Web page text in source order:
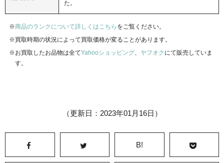
た。
商品のランクについて詳しくはこちら をご覧ください。
買取時期の状況によって買取価格が変ることがあります。
お買取したお品物は全てYahooショッピング、 ヤフオク にて販売していま
す。
（更新日：2023年01月16日）
B!